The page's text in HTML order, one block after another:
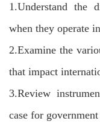
1.Understand the
when they operate
2.Examine the
that impact
3.Review
case for